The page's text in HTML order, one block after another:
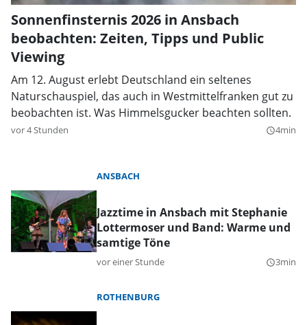
Sonnenfinsternis 2026 in Ansbach
beobachten: Zeiten, Tipps und Public
Viewing
Am 12. August erlebt Deutschland ein seltenes
Naturschauspiel, das auch in Westmittelfranken gut zu
beobachten ist. Was Himmelsgucker beachten sollten.
vor 4 Stunden query_builder4min
ANSBACH
Jazztime in Ansbach mit Stephanie
Lottermoser und Band: Warme und
samtige Töne
vor einer Stunde query_builder3min
ROTHENBURG